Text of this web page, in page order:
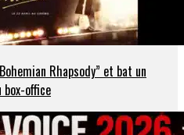
Rhapsody” et bat un
office